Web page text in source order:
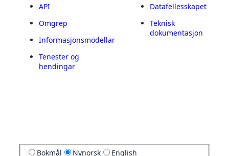
API
Omgrep
Informasjonsmodellar
Tenester og
hendingar
Datafellesskapet
Teknisk
dokumentasjon
Bokmål Nynorsk English